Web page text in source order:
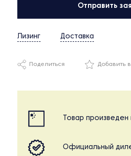
Отправить
Лизинг Доставка
Поделиться Добавить
Товар произведен
Официальный